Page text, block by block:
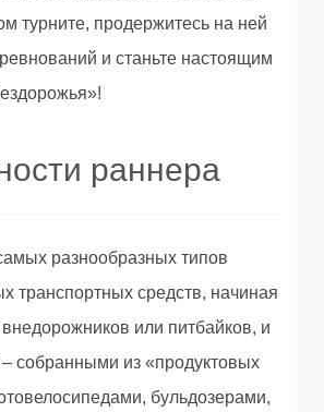
турните, продержитесь на ней
и станьте настоящим
раннера
разнообразных типов
транспортных средств, начиная
внедорожников или питбайков, и
– собранными из «продуктовых
бульдозерами,